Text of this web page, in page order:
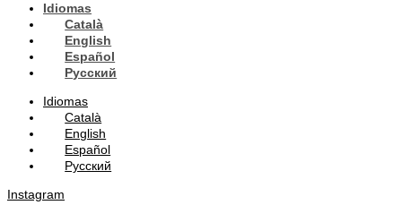
Idiomas
Català
English
Español
Русский
Idiomas
Català
English
Español
Русский
Instagram